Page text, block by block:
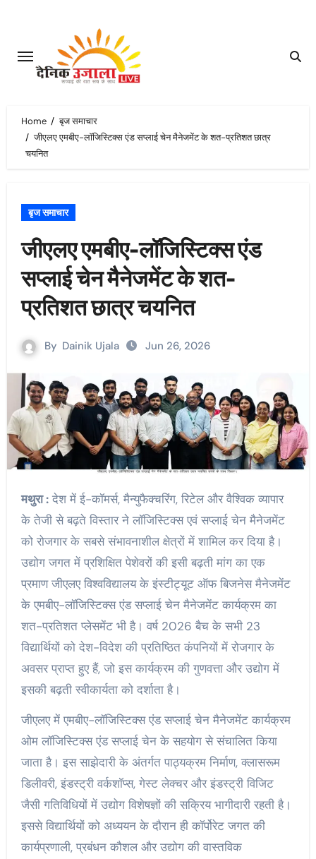
content
Home
बृज समाचार
जीएलए एमबीए-लॉजिस्टिक्स एंड सप्लाई चेन मैनेजमेंट के शत-प्रतिशत छात्र
चयनित
बृज समाचार
जीएलए एमबीए-लॉजिस्टिक्स एंड
सप्लाई चेन मैनेजमेंट के शत-
प्रतिशत छात्र चयनित
By Dainik Ujala Jun 26, 2026
मथुरा :देश में ई-कॉमर्स, मैन्युफैक्चरिंग, रिटेल और वैश्विक व्यापार
के तेजी से बढ़ते विस्तार ने लॉजिस्टिक्स एवं सप्लाई चेन मैनेजमेंट
को रोजगार के सबसे संभावनाशील क्षेत्रों में शामिल कर दिया है।
उद्योग जगत में प्रशिक्षित पेशेवरों की इसी बढ़ती मांग का एक
प्रमाण जीएलए विश्वविद्यालय के इंस्टीट्यूट ऑफ बिजनेस मैनेजमेंट
के एमबीए-लॉजिस्टिक्स एंड सप्लाई चेन मैनेजमेंट कार्यक्रम का
शत-प्रतिशत प्लेसमेंट भी है। वर्ष 2026 बैच के सभी 23
विद्यार्थियों को देश-विदेश की प्रतिष्ठित कंपनियों में रोजगार के
अवसर प्राप्त हुए हैं, जो इस कार्यक्रम की गुणवत्ता और उद्योग में
इसकी बढ़ती स्वीकार्यता को दर्शाता है।
जीएलए में एमबीए-लॉजिस्टिक्स एंड सप्लाई चेन मैनेजमेंट कार्यक्रम
ओम लॉजिस्टिक्स एंड सप्लाई चेन के सहयोग से संचालित किया
जाता है। इस साझेदारी के अंतर्गत पाठ्यक्रम निर्माण, क्लासरूम
डिलीवरी, इंडस्ट्री वर्कशॉप्स, गेस्ट लेक्चर और इंडस्ट्री विजिट
जैसी गतिविधियों में उद्योग विशेषज्ञों की सक्रिय भागीदारी रहती है।
इससे विद्यार्थियों को अध्ययन के दौरान ही कॉर्पोरेट जगत की
कार्यप्रणाली, प्रबंधन कौशल और उद्योग की वास्तविक